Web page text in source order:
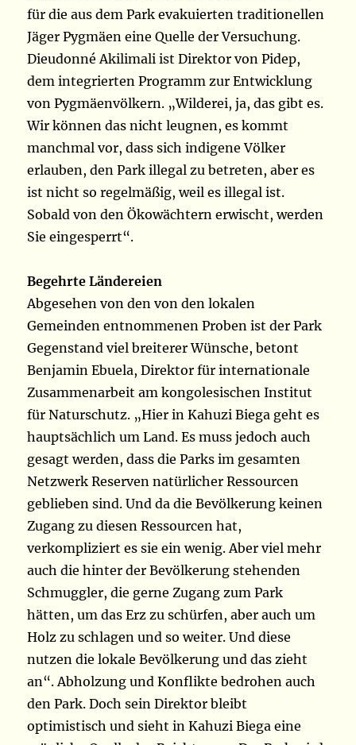
für die aus dem Park evakuierten traditionellen
Jäger Pygmäen eine Quelle der Versuchung.
Dieudonné Akilimali ist Direktor von Pidep,
dem integrierten Programm zur Entwicklung
von Pygmäenvölkern. „Wilderei, ja, das gibt es.
Wir können das nicht leugnen, es kommt
manchmal vor, dass sich indigene Völker
erlauben, den Park illegal zu betreten, aber es
ist nicht so regelmäßig, weil es illegal ist.
Sobald von den Ökowächtern erwischt, werden
Sie eingesperrt“.
Begehrte Ländereien
Abgesehen von den von den lokalen
Gemeinden entnommenen Proben ist der Park
Gegenstand viel breiterer Wünsche, betont
Benjamin Ebuela, Direktor für internationale
Zusammenarbeit am kongolesischen Institut
für Naturschutz. „Hier in Kahuzi Biega geht es
hauptsächlich um Land. Es muss jedoch auch
gesagt werden, dass die Parks im gesamten
Netzwerk Reserven natürlicher Ressourcen
geblieben sind. Und da die Bevölkerung keinen
Zugang zu diesen Ressourcen hat,
verkompliziert es sie ein wenig. Aber viel mehr
auch die hinter der Bevölkerung stehenden
Schmuggler, die gerne Zugang zum Park
hätten, um das Erz zu schürfen, aber auch um
Holz zu schlagen und so weiter. Und diese
nutzen die lokale Bevölkerung und das zieht
an“. Abholzung und Konflikte bedrohen auch
den Park. Doch sein Direktor bleibt
optimistisch und sieht in Kahuzi Biega eine